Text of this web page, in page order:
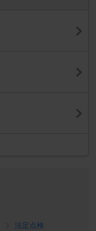
法定点検